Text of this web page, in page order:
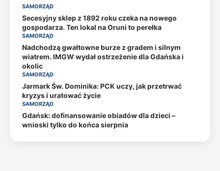
SAMORZĄD
Secesyjny sklep z 1892 roku czeka na nowego
gospodarza. Ten lokal na Oruni to perełka
SAMORZĄD
Nadchodzą gwałtowne burze z gradem i silnym
wiatrem. IMGW wydał ostrzeżenie dla Gdańska i
okolic
SAMORZĄD
Jarmark Św. Dominika: PCK uczy, jak przetrwać
kryzys i uratować życie
SAMORZĄD
Gdańsk: dofinansowanie obiadów dla dzieci –
wnioski tylko do końca sierpnia